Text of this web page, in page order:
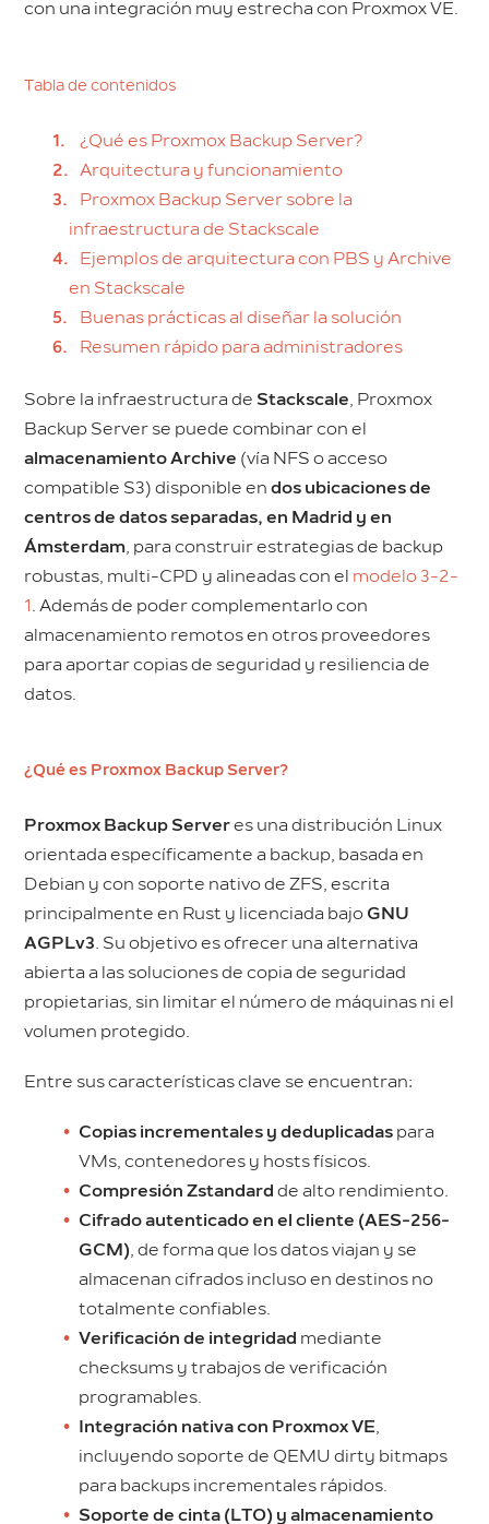
con una integración muy estrecha con Proxmox VE.
Tabla de contenidos
¿Qué es Proxmox Backup Server?
Arquitectura y funcionamiento
Proxmox Backup Server sobre la
infraestructura de Stackscale
Ejemplos de arquitectura con PBS y Archive
en Stackscale
Buenas prácticas al diseñar la solución
Resumen rápido para administradores
Sobre la infraestructura de Stackscale, Proxmox
Backup Server se puede combinar con el
almacenamiento Archive (vía NFS o acceso
compatible S3) disponible endos ubicaciones de
centros de datos separadas, en Madrid y en
Ámsterdam, para construir estrategias de backup
robustas, multi-CPD y alineadas con el modelo 3-2-
1. Además de poder complementarlo con
almacenamiento remotos en otros proveedores
para aportar copias de seguridad y resiliencia de
datos.
¿Qué es Proxmox Backup Server?
Proxmox Backup Serveres una distribución Linux
orientada específicamente a backup, basada en
Debian y con soporte nativo de ZFS, escrita
principalmente en Rust y licenciada bajo GNU
AGPLv3. Su objetivo es ofrecer una alternativa
abierta a las soluciones de copia de seguridad
propietarias, sin limitar el número de máquinas ni el
volumen protegido.
Entre sus características clave se encuentran:
Copias incrementales y deduplicadas para
VMs, contenedores y hosts físicos.
Compresión Zstandard de alto rendimiento.
Cifrado autenticado en el cliente (AES-256-
GCM), de forma que los datos viajan y se
almacenan cifrados incluso en destinos no
totalmente confiables.
Verificación de integridad mediante
checksums y trabajos de verificación
programables.
Integración nativa con Proxmox VE,
incluyendo soporte de QEMU dirty bitmaps
para backups incrementales rápidos.
Soporte de cinta (LTO) y almacenamiento